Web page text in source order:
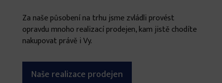
Za naše působení na trhu jsme zvládli provést
opravdu mnoho realizací prodejen, kam jistě chodíte
nakupovat právě i Vy.
Naše realizace prodejen